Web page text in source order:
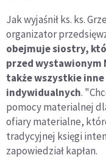
Jak wyjaśnił ks. ks.
organizator
obejmuje siostry,
przed wystawionym
także wszystkie
indywidualnych.
pomocy materialnej
ofiary materialne,
tradycyjnej księgi
zapowiedział kapłan.